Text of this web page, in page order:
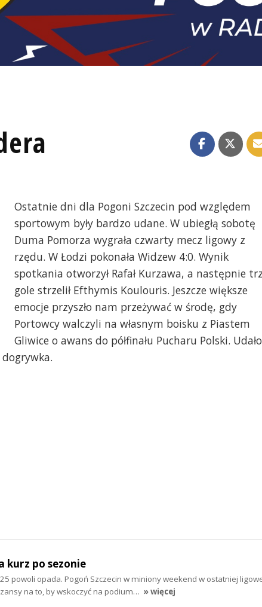
Ostatnie dni dla Pogoni Szczecin pod względem
sportowym były bardzo udane. W ubiegłą sobotę
Duma Pomorza wygrała czwarty mecz ligowy z
rzędu. W Łodzi pokonała Widzew 4:0. Wynik
spotkania otworzył Rafał Kurzawa, a następnie
gole strzelił Efthymis Koulouris. Jeszcze większe
emocje przyszło nam przeżywać w środę, gdy
Portowcy walczyli na własnym boisku z Piastem
Gliwice o awans do półfinału Pucharu Polski. Udało
kurz po sezonie
powoli opada. Pogoń Szczecin w miniony weekend w ostatniej
na to, by wskoczyć na podium… » więcej